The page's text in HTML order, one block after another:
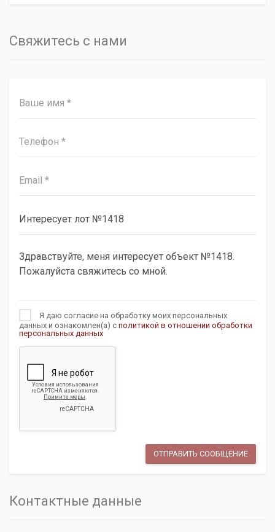
Свяжитесь с нами
Я даю согласие на обработку моих персональных
данных и ознакомлен(а) с политикой в отношении обработки
персональных данных
Контактные данные